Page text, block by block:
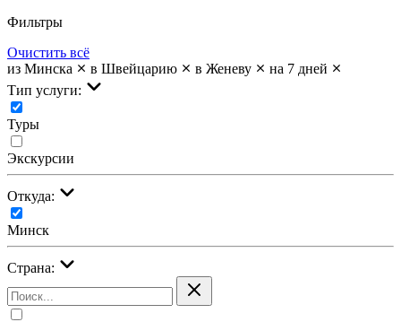
Фильтры
Очистить всё
из Минска
в Швейцарию в Женеву
на 7 дней
Тип услуги:
Туры
Экскурсии
Откуда:
Минск
Страна: